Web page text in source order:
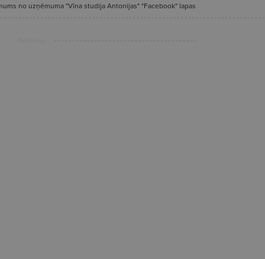
no uzņēmuma "Vīna studija Antonijas" "Facebook" lapas